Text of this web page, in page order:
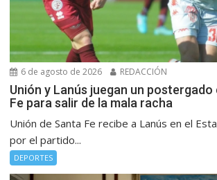
6 de agosto de 2026 REDACCIÓN
Unión y Lanús juegan un postergado
Fe para salir de la mala racha
Unión de Santa Fe recibe a Lanús en el
por el partido...
DEPORTES